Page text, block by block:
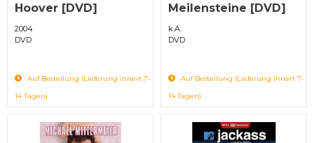
Hoover [DVD]
2004
DVD
Auf Bestellung (Lieferung innert 7-
14 Tagen)
Meilensteine [DVD]
k.A.
DVD
Auf Bestellung (Lieferung innert 7-
14 Tagen)